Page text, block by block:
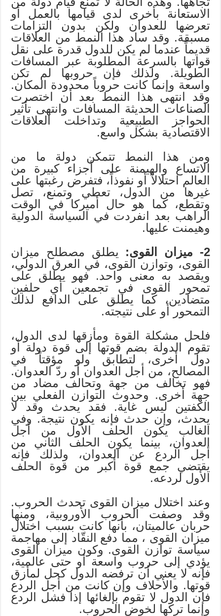
الاستعانة بأخرى لدى قيامها بالعمل أو
تعرضها للعدوان ولكن بدون التزامات
مسبقة. وقد ساد هذا النمط من العلاقات
قديماً عندما لم يكن للدول قدرة على نقل
قواتها بالسرعة المطلوبة عبر المسافات
الطويلة. ولذلك فإن حروبها لم تكن
واسعة وإنما كانت حروباً محدودة المكان.
وقد انتهى هذا النمط بعد أن اختصرت
الصناعات الحديثة المسافات وانتهى تأثير
الحواجز الطبيعية وتداخلت العلاقات
الاقتصادية بشكل واسع.
ومن هذا النمط تتمكن دولة ما من
الاتساع والهيمنة على أجزاء كبيرة من
العالم احتلالاً أو نفوذاً، فتفرض رغبتها على
غيرها من الدول، تعطي وتمنع، تصل
وتقطع، كما هو حال أميركا في الوقت
الراهب بعد انفردت في السياسة الدولية
وهيمنت عليها.
2- ميزان القوى:
يطلق مصطلح ميزان
القوى، وتوازن القوى، في العرق الدولي،
ويقصد به معنى واحد. فهو يطلق على
تمحور القوى في تجمعين أي حلفين
متضادين، كما يطلق على الدافع لذلك
التمحور أو على نتيجته.
فلحل مشكلة القوة ومأزقها لدى الدول،
تقوم الدولة بضم قوتها إلى قوة دولة أو
دول أخرى، لتطابق ولو مؤقتاً في
المصالح، من أجل العدوان أو ردّ العدوان.
فهو تخالف من جهة وتحالف مضاد من
جهة أخرى. وحدوث التوازن الفعلي بين
الكفتين ليس غاية. فقد يحدث وقد لا
يحدث، وإن حدث فإنه يكون نتيجة. وفي
الغالب يكون الحلف الأول من أجل
العدوان، بينما يكون الحلف الثاني من
أجل الردع عن العدوان، ولذلك فإنه
يقتضي جمع قوة أكبر من قوة الحلف
الأول لردعه.
وعند اختلال ميزان القوى تحدث الحروب.
وقد وصفت الحروب الأوروبية، ومنها
حربان عالميتان، بأنها كانت بسبب اختلال
ميزان القوى ، مما دفع النقّاد إلى مهاجمة
سياسة توازن القوى. وكون ميزان القوى
يؤدي إلى حروب واسعة أو حتى عالمية،
فإنه لا يعني أن ترفضه الدول كحل لمأزق
قوتها. والأحلاف وإن كانت من أجل الردع
فإن الدول لا تقوم بإلغائها إذا فشل الردع
وإنما تركها لخوض الحروب.